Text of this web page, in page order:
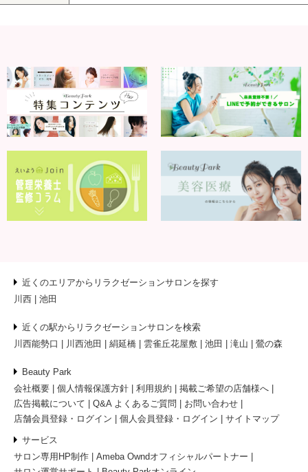
近くのエリアからリラクゼーションサロンを探す
川西
池田
近くの駅からリラクゼーションサロンを検索
川西能勢口
川西池田 絹延橋 雲雀丘花屋敷 池田 滝山 鶯の森
Beauty Park
会社概要
個人情報保護方針 利用規約
掲載ご希望の店舗様へ
広告掲載について
Q&A よくあるご質問
お問い合わせ
店舗会員登録・ログイン
個人会員登録・ログイン サイトマップ
サービス
サロン専用HP制作
Ameba Owndオフィシャルパートナー